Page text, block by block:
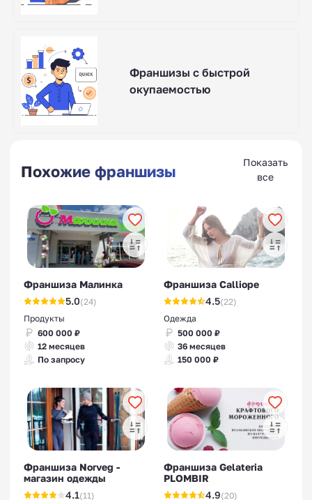
Франшизы с быстрой
окупаемостью
Похожие франшизы
Показать
все
Франшиза Малинка
5.0(24)
Продукты
600 000 ₽
12 месяцев
По запросу
Франшиза Calliope
4.5(22)
Одежда
500 000 ₽
36 месяцев
150 000 ₽
Франшиза Norveg -
магазин одежды
4.1(11)
Франшиза Gelateria
PLOMBIR
4.9(20)